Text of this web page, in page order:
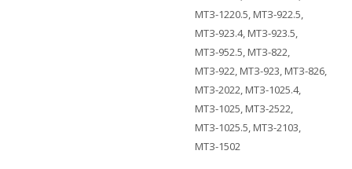
МТЗ-1220.5, МТЗ-922.5,
МТЗ-923.4, МТЗ-923.5,
МТЗ-952.5, МТЗ-822,
МТЗ-922, МТЗ-923, МТЗ-826,
МТЗ-2022, МТЗ-1025.4,
МТЗ-1025, МТЗ-2522,
МТЗ-1025.5, МТЗ-2103,
МТЗ-1502